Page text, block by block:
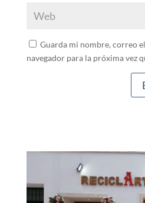
Guarda mi nombre, correo
navegador para la próxima vez